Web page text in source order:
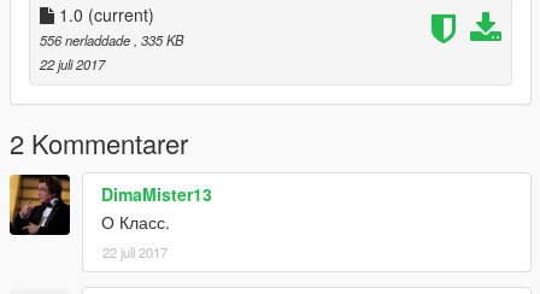
1.0 (current)
556 nerladdade , 335 KB
22 juli 2017
2 Kommentarer
DimaMister13
О Класс.
22 juli 2017